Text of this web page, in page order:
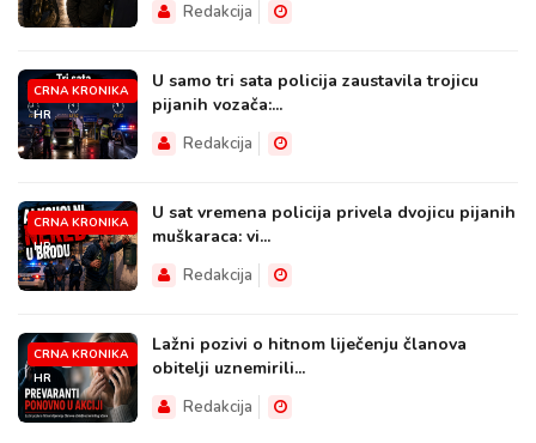
Redakcija
CRNA KRONIKA
HR
U samo tri sata policija zaustavila trojicu
pijanih vozača:...
Redakcija
CRNA KRONIKA
HR
U sat vremena policija privela dvojicu pijanih
muškaraca: vi...
Redakcija
CRNA KRONIKA
HR
Lažni pozivi o hitnom liječenju članova
obitelji uznemirili...
Redakcija